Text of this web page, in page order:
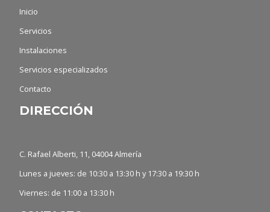
Inicio
Servicios
Instalaciones
Servicios especializados
Contacto
DIRECCIÓN
C. Rafael Alberti, 11, 04004 Almería
Lunes a jueves: de 10:30 a 13:30 h y 17:30 a 19:30 h
Viernes: de 11:00 a 13:30 h